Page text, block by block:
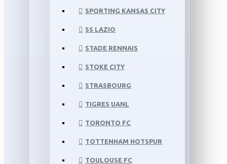
SPORTING KANSAS CITY
SS LAZIO
STADE RENNAIS
STOKE CITY
STRASBOURG
TIGRES UANL
TORONTO FC
TOTTENHAM HOTSPUR
TOULOUSE FC